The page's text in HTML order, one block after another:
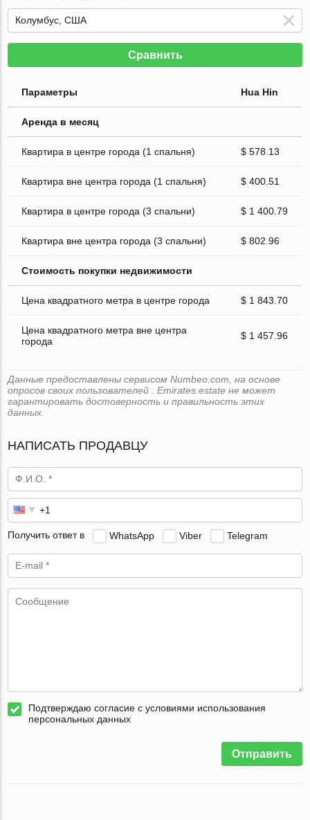
Сравнить
Параметры Hua Hin
Аренда в месяц
Квартира в центре города (1 спальня) $ 578.13
Квартира вне центра города (1 спальня) $ 400.51
Квартира в центре города (3 спальни) $ 1 400.79
Квартира вне центра города (3 спальни) $ 802.96
Стоимость покупки недвижимости
Цена квадратного метра в центре города $ 1 843.70
Цена квадратного метра вне центра
города
$ 1 457.96
Данные предоставлены сервисом Numbeo.com, на основе
опросов своих пользователей . Emirates.estate не может
гарантировать достоверность и правильность этих
данных.
НАПИСАТЬ ПРОДАВЦУ
Получить ответ в WhatsApp Viber Telegram
Подтверждаю согласие с условиями использования
персональных данных
Отправить